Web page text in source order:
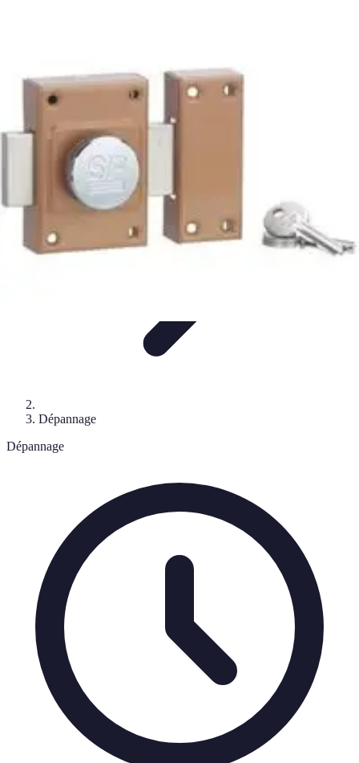
Serrurier Rapide Paris
Dépannage
Dépannage